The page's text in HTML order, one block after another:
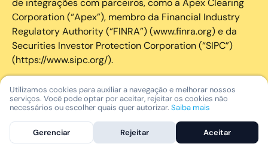
de integrações com parceiros, como a Apex Clearing
Corporation (“Apex”), membro da Financial Industry
Regulatory Authority (“FINRA”) (www.finra.org) e da
Securities Investor Protection Corporation (“SIPC”)
(https://www.sipc.org/).
A SIPC protege os valores mobiliários de clientes de
seus membros em até US$ 250.000,00 para
disponível mediante solicitação ou em www.sipc.org. O
SIPC não protege contra perdas de mercado e não
Utilizamos cookies para auxiliar a navegação e melhorar nossos
serviços. Você pode optar por aceitar, rejeitar os cookies não
necessários ou escolher quais quer autorizar. Saiba mais
Gerenciar Rejeitar Aceitar